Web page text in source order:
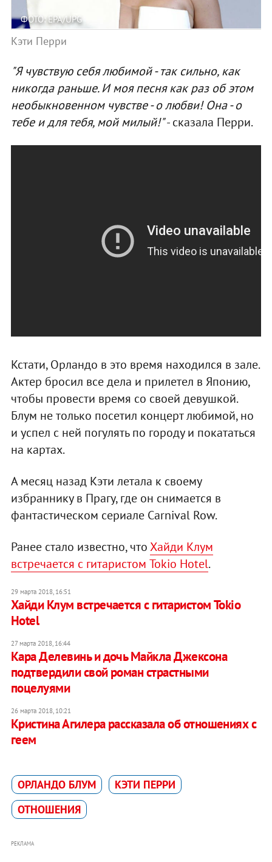
ФОТО: EPA/UPG
Кэти Перри
"Я чувствую себя любимой - так сильно, как
никогда раньше. И моя песня как раз об этом
необыкновенном чувстве - о любви! Она - о
тебе и для тебя, мой милый!"- сказала Перри.
Кстати, Орландо в это время находился в зале.
Актер бросил все дела и прилетел в Японию,
чтобы провести время со своей девушкой.
Блум не только посетил концерт любимой, но
и успел с ней погулять по городу и покататься
на картах.
А месяц назад Кэти летала к своему
избраннику в Прагу, где он снимается в
фантастическом сериале Carnival Row.
Ранее стало известно, чтоХайди Клум
встречается с гитаристом Tokio Hotel.
29 марта 2018, 16:51
Хайди Клум встречается с гитаристом Tokio
Hotel
27 марта 2018, 16:44
Кара Делевинь и дочь Майкла Джексона
подтвердили свой роман страстными
поцелуями
26 марта 2018, 10:21
Кристина Агилера рассказала об отношениях с
геем
ОРЛАНДО БЛУМ
КЭТИ ПЕРРИ
ОТНОШЕНИЯ
РЕКЛАМА